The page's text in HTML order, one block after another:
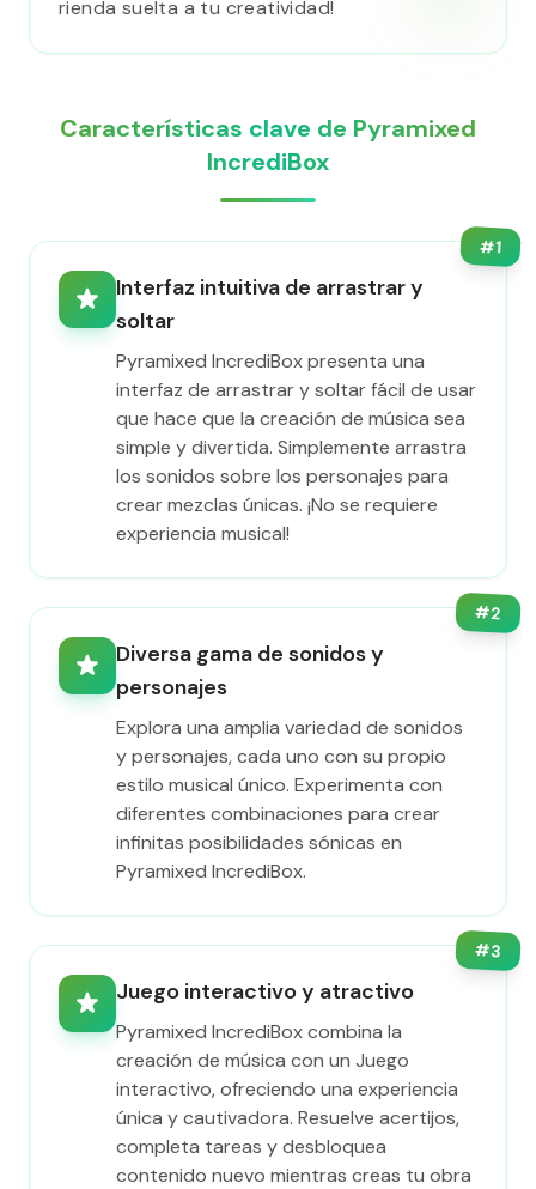
rienda suelta a tu creatividad!
Características clave de Pyramixed
IncrediBox
#1
Interfaz intuitiva de arrastrar y
soltar
Pyramixed IncrediBox presenta una
interfaz de arrastrar y soltar fácil de usar
que hace que la creación de música sea
simple y divertida. Simplemente arrastra
los sonidos sobre los personajes para
crear mezclas únicas. ¡No se requiere
experiencia musical!
#2
Diversa gama de sonidos y
personajes
Explora una amplia variedad de sonidos
y personajes, cada uno con su propio
estilo musical único. Experimenta con
diferentes combinaciones para crear
infinitas posibilidades sónicas en
Pyramixed IncrediBox.
#3
Juego interactivo y atractivo
Pyramixed IncrediBox combina la
creación de música con un Juego
interactivo, ofreciendo una experiencia
única y cautivadora. Resuelve acertijos,
completa tareas y desbloquea
contenido nuevo mientras creas tu obra